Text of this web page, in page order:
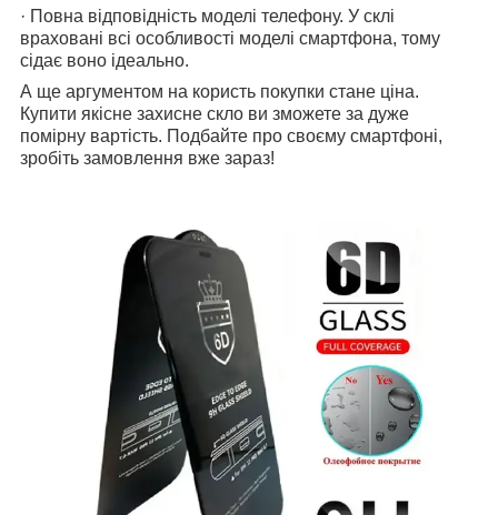
· Повна відповідність моделі телефону. У склі
враховані всі особливості моделі смартфона, тому
сідає воно ідеально.
А ще аргументом на користь покупки стане ціна.
Купити якісне захисне скло ви зможете за дуже
помірну вартість. Подбайте про своєму смартфоні,
зробіть замовлення вже зараз!